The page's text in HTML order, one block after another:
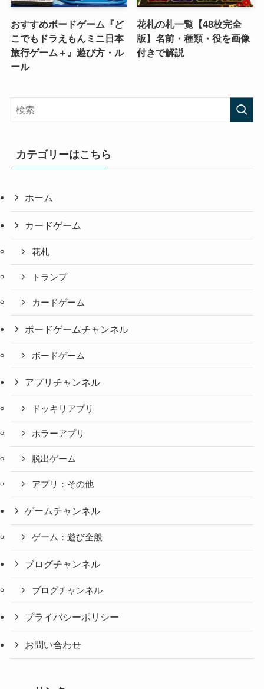
おすすめボードゲーム『ど
こでもドラえもんミニ日本
旅行ゲーム＋』遊び方・ル
ール
花札の札一覧【48枚完全
版】名前・種類・役を画像
付きで解説
カテゴリーはこちら
ホーム
カードゲーム
花札
トランプ
カードゲーム
ボードゲームチャンネル
ボードゲーム
アプリチャンネル
ドッキリアプリ
ホラーアプリ
脱出ゲーム
アプリ：その他
ゲームチャンネル
ゲーム：遊び全般
ブログチャンネル
ブログチャンネル
プライバシーポリシー
お問い合わせ